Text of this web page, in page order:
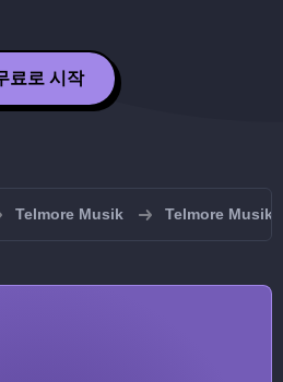
료로 시작
Telmore Musik Telmore Musik